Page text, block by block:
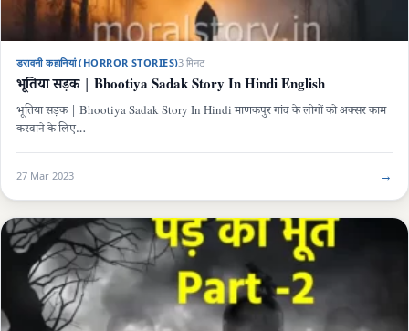
डरावनी कहानियां (HORROR STORIES)3 मिनट
भूतिया सड़क | Bhootiya Sadak Story In Hindi English
भूतिया सड़क | Bhootiya Sadak Story In Hindi माणकपुर गांव के लोगों को अक्सर काम
करवाने के लिए…
27 Mar 2023 →